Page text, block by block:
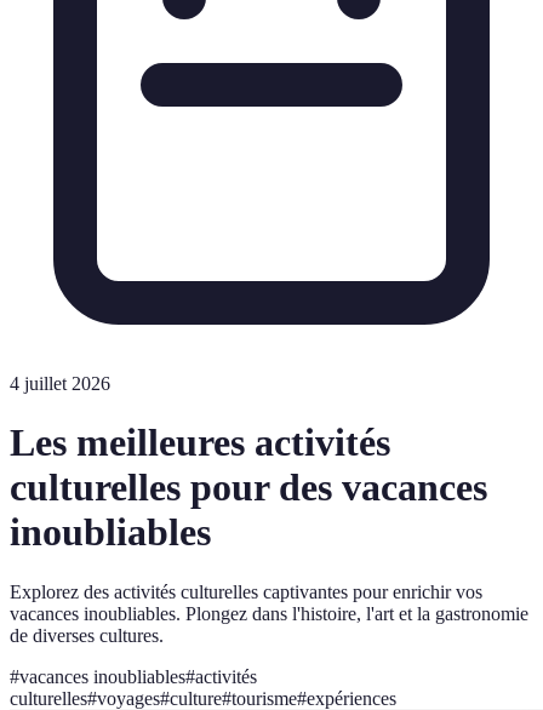
4 juillet 2026
Les meilleures activités
culturelles pour des vacances
inoubliables
Explorez des activités culturelles captivantes pour enrichir vos
vacances inoubliables. Plongez dans l'histoire, l'art et la gastronomie
de diverses cultures.
#vacances inoubliables#activités
culturelles#voyages#culture#tourisme#expériences